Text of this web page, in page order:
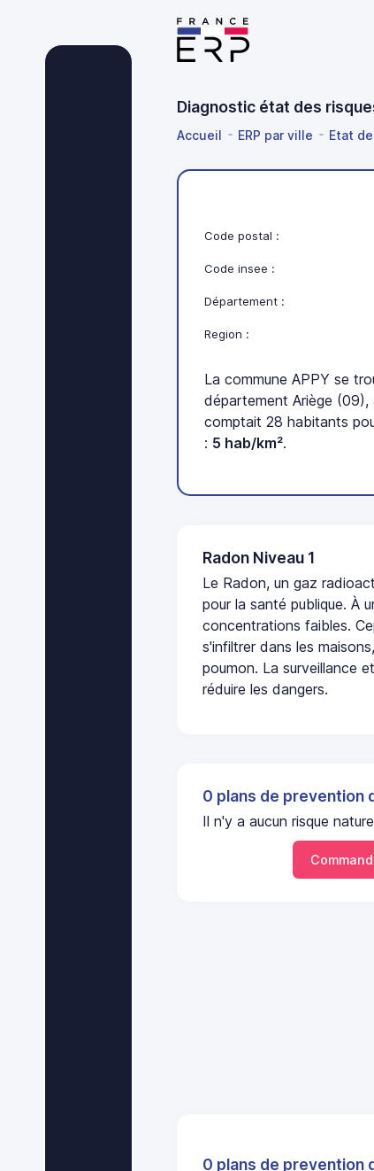
Diagnostic état des
Accueil ERP par ville Etat
Code postal :
Code insee :
Département :
Region :
La commune APPY se
département Ariège (09),
comptait 28 habitants
: 5 hab/km².
Radon Niveau 1
Le Radon, un gaz
pour la santé publique. À
concentrations faibles.
s'infiltrer dans les
poumon. La surveillance
réduire les dangers.
0 plans de prevention
Il n'y a aucun risque
0 plans de prevention